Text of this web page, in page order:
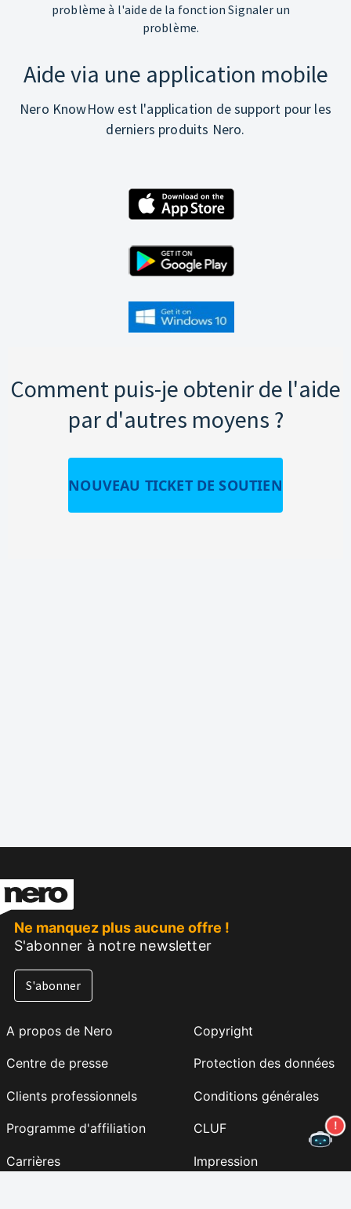
problème à l'aide de la fonction Signaler un
problème.
Aide via une application mobile
Nero KnowHow est l'application de support pour les
derniers produits Nero.
Comment puis-je obtenir de l'aide
par d'autres moyens ?
NOUVEAU TICKET DE SOUTIEN
Ne manquez plus aucune offre !
S'abonner à notre newsletter
S'abonner
A propos de Nero
Centre de presse
Clients professionnels
Programme d'affiliation
Carrières
Copyright
Protection des données
Conditions générales
CLUF
Impression